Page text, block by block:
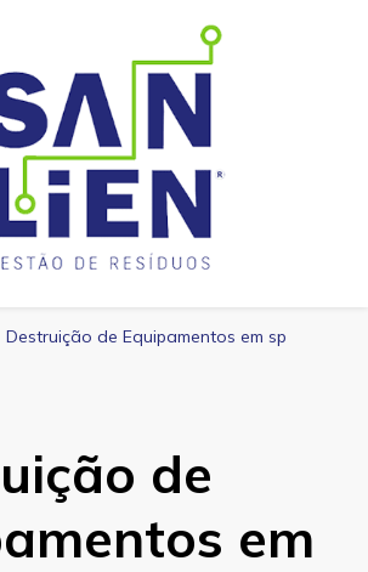
Destruição de Equipamentos em sp
de
em